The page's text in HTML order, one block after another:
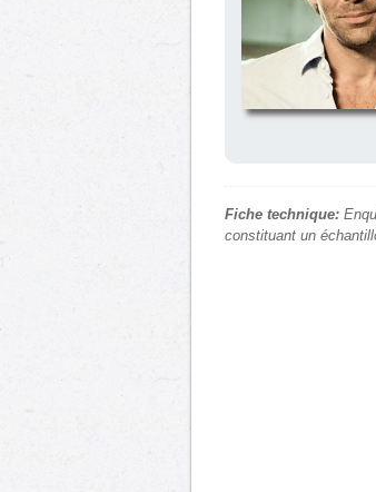
Fiche technique:
constituant un